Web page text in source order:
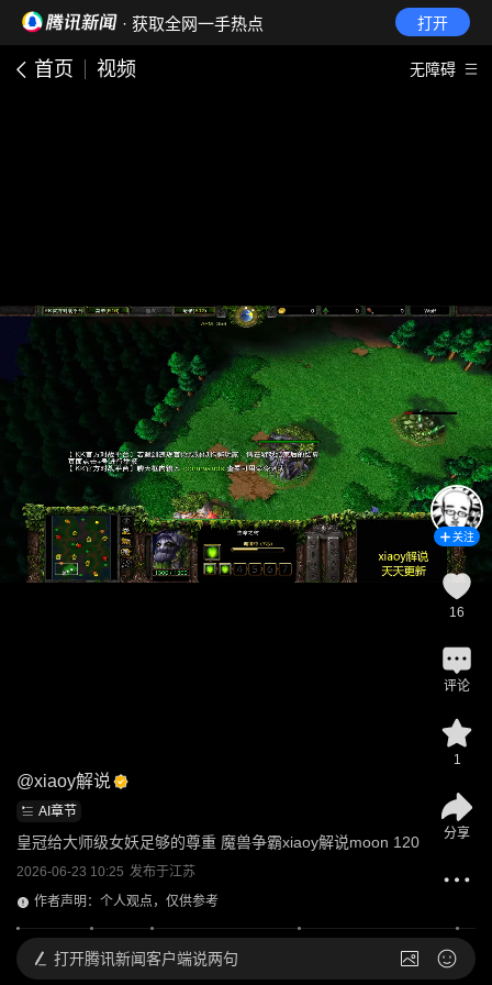
· 获取全网一手热点 打开
首页 视频 无障碍
@xiaoy解说
AI章节
皇冠给大师级女妖足够的尊重 魔兽争霸xiaoy解说moon 120
2026-06-23 10:25 发布于江苏
作者声明：个人观点，仅供参考
关注
16
评论
1
分享
打开腾讯新闻客户端说两句